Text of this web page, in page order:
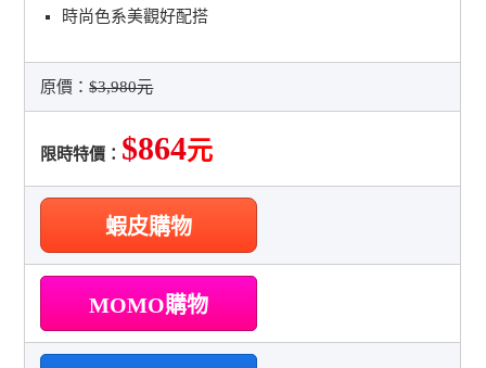
時尚色系美觀好配搭
原價：$3,980元
限時特價： $864元
蝦皮購物
MOMO購物